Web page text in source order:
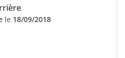
le 18/09/2018